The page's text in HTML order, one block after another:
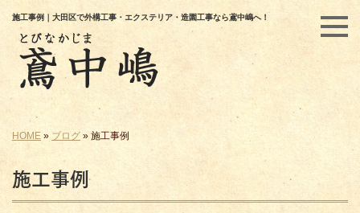
施工事例｜大田区で外構工事・エクステリア・造園工事なら鳶中嶋へ！
HOME » ブログ » 施工事例
施工事例